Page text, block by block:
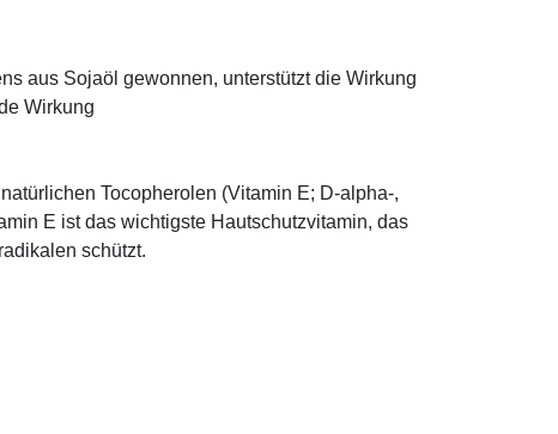
aus Sojaöl gewonnen, unterstützt die Wirkung
Wirkung
Tocopherolen (Vitamin E; D-alpha-,
E ist das wichtigste Hautschutzvitamin, das
schützt.